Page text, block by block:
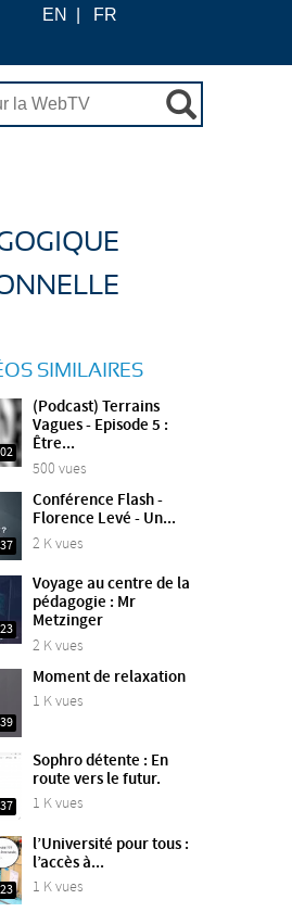
EN FR
SIMILAIRES
(Podcast) Terrains
Vagues - Episode 5 :
Être...
500 vues
Conférence Flash -
Florence Levé - Un...
2 K vues
Voyage au centre de la
pédagogie : Mr
Metzinger
2 K vues
Moment de relaxation
1 K vues
Sophro détente : En
route vers le futur.
1 K vues
l’Université pour tous :
l’accès à...
1 K vues